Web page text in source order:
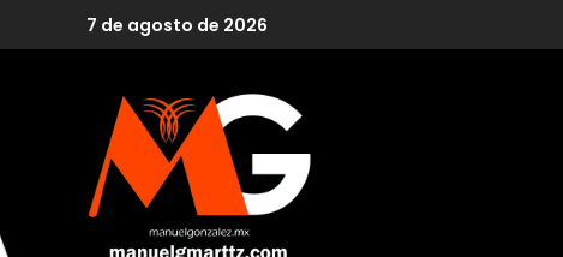
7 de agosto de 2026